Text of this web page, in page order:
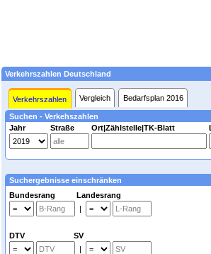
Verkehrszahlen Deutschland
Verkehrszahlen Vergleich Bedarfsplan 2016
Suchen - Verkehszahlen
Jahr
Straße Ort|Zählstelle|TK-Blatt
Suchergebnisse einschränken
Bundesrang Landesrang
|
DTV SV
|